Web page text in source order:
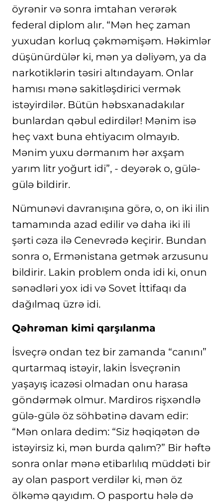
öyrənir və sonra imtahan verərək
federal diplom alır. “Mən heç zaman
yuxudan korluq çəkməmişəm. Həkimlər
düşünürdülər ki, mən ya dəliyəm, ya da
narkotiklərin təsiri altındayam. Onlar
hamısı mənə sakitləşdirici vermək
istəyirdilər. Bütün həbsxanadakılar
bunlardan qəbul edirdilər! Mənim isə
heç vaxt buna ehtiyacım olmayıb.
Mənim yuxu dərmanım hər axşam
yarım litr yoğurt idi”, - deyərək o, gülə-
gülə bildirir.
Nümunəvi davranışına görə, o, on iki ilin
tamamında azad edilir və daha iki ili
şərti cəza ilə Cenevrədə keçirir. Bundan
sonra o, Ermənistana getmək arzusunu
bildirir. Lakin problem onda idi ki, onun
sənədləri yox idi və Sovet İttifaqı da
dağılmaq üzrə idi.
Qəhrəman kimi qarşılanma
İsveçrə ondan tez bir zamanda “canını”
qurtarmaq istəyir, lakin İsveçrənin
yaşayış icazəsi olmadan onu harasa
göndərmək olmur. Mardiros rişxəndlə
gülə-gülə öz söhbətinə davam edir:
“Mən onlara dedim: “Siz həqiqətən də
istəyirsiz ki, mən burda qalım?” Bir həftə
sonra onlar mənə etibarlılıq müddəti bir
ay olan pasport verdilər ki, mən öz
ölkəmə qayıdım. O pasportu hələ də